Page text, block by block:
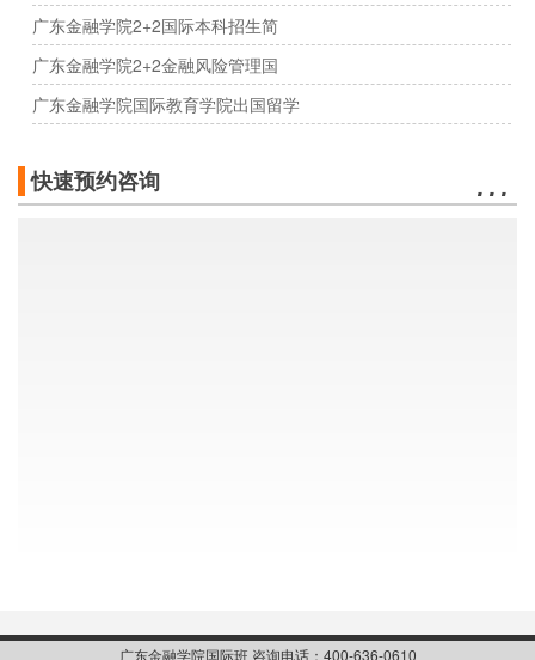
广东金融学院2+2国际本科招生简
广东金融学院2+2金融风险管理国
广东金融学院国际教育学院出国留学
快速预约咨询 …
广东金融学院国际班 咨询电话：400-636-0610